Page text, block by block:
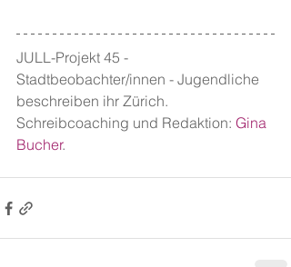
JULL-Projekt 45 -
Stadtbeobachter/innen - Jugendliche
beschreiben ihr Zürich.
Schreibcoaching und Redaktion: Gina
Bucher.